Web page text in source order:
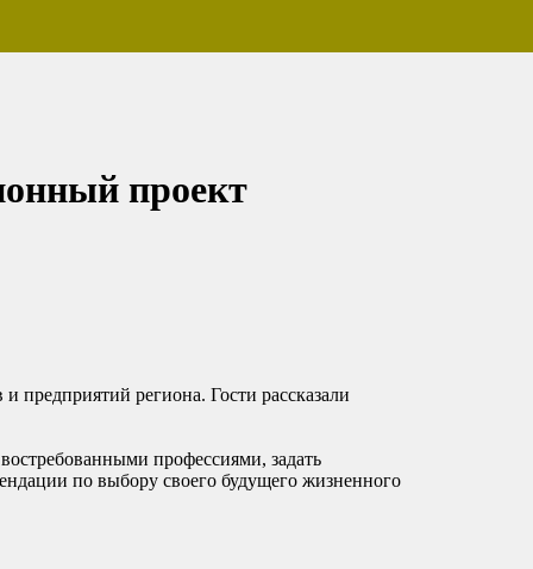
проект
предприятий региона. Гости рассказали
профессиями, задать
по выбору своего будущего жизненного